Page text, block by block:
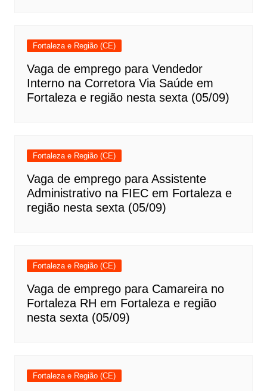
Fortaleza e Região (CE)
Vaga de emprego para Vendedor
Interno na Corretora Via Saúde em
Fortaleza e região nesta sexta (05/09)
Fortaleza e Região (CE)
Vaga de emprego para Assistente
Administrativo na FIEC em Fortaleza e
região nesta sexta (05/09)
Fortaleza e Região (CE)
Vaga de emprego para Camareira no
Fortaleza RH em Fortaleza e região
nesta sexta (05/09)
Fortaleza e Região (CE)